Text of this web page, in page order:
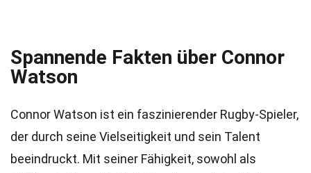
Spannende Fakten über Connor
Watson
Connor Watson ist ein faszinierender Rugby-Spieler,
der durch seine Vielseitigkeit und sein Talent
beeindruckt. Mit seiner Fähigkeit, sowohl als